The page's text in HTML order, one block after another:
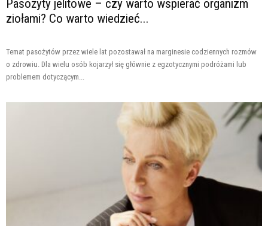
Pasożyty jelitowe – czy warto wspierać organizm
ziołami? Co warto wiedzieć...
Temat pasożytów przez wiele lat pozostawał na marginesie codziennych rozmów
o zdrowiu. Dla wielu osób kojarzył się głównie z egzotycznymi podróżami lub
problemem dotyczącym...